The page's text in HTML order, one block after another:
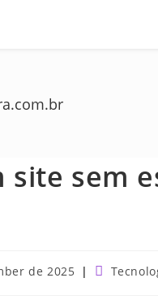
site sem
de 2025
Post